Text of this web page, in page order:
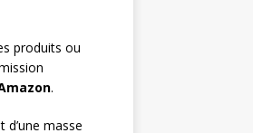
produits ou
.
masse